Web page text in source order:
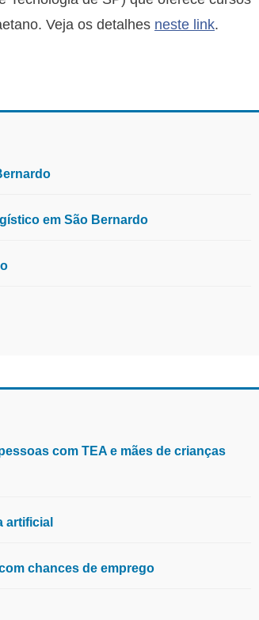
Veja os detalhes neste link.
em São Bernardo
com TEA e mães de crianças
artificial
chances de emprego